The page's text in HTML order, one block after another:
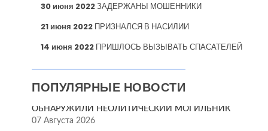
30 июня 2022ЗАДЕРЖАНЫ МОШЕННИКИ
21 июня 2022 ПРИЗНАЛСЯ В НАСИЛИИ
14 июня 2022 ПРИШЛОСЬ ВЫЗЫВАТЬ СПАСАТЕЛЕЙ
ПОПУЛЯРНЫЕ НОВОСТИ
ОБНАРУЖИЛИ НЕОЛИТИЧЕСКИЙ МОГИЛЬНИК
07 Августа 2026